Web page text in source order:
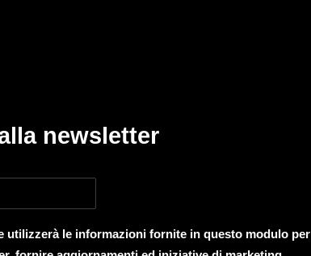
newsletter
utilizzerà le informazioni fornite in questo modulo per